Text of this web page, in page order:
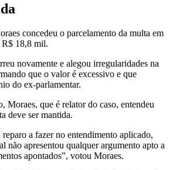
concedeu o parcelamento da multa em
R$ 18,8 mil.
novamente e alegou irregularidades na
que o valor é excessivo e que
do ex-parlamentar.
Moraes, que é relator do caso, entendeu
deve ser mantida.
a fazer no entendimento aplicado,
não apresentou qualquer argumento apto a
apontados”, votou Moraes.